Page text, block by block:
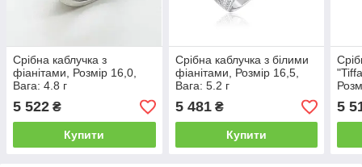
Срібна каблучка з
фіанітами, Розмір 16,0,
Вага: 4.8 г
5 522 ₴
Купити
Срібна каблучка з білими
фіанітами, Розмір 16,5,
Вага: 5.2 г
5 481₴
Купити
5